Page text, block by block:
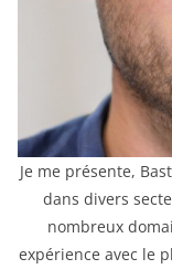
Je me présente,
dans divers
nombreux
expérience avec le